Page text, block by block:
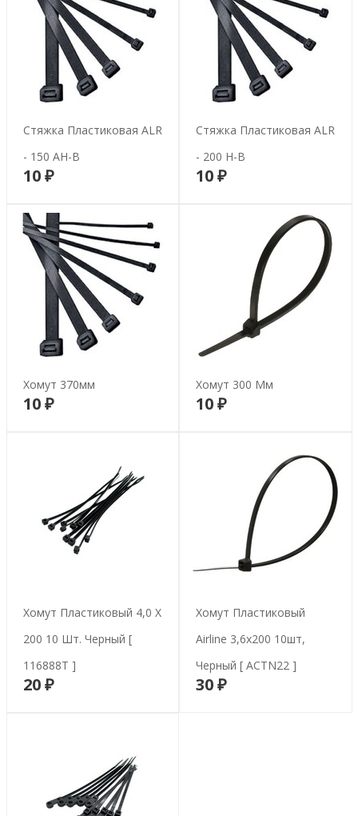
Стяжка Пластиковая ALR
- 150 AH-B
10 ₽
Стяжка Пластиковая ALR
- 200 H-B
10 ₽
Хомут 370мм
10 ₽
Хомут 300 Мм
10 ₽
Хомут Пластиковый 4,0 Х
200 10 Шт. Черный [
116888T ]
20 ₽
Хомут Пластиковый
Airline 3,6х200 10шт,
Черный [ ACTN22 ]
30 ₽